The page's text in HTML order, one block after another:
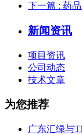
下一篇 : 药
新闻资讯
项目资讯
公司动态
技术文章
为您推荐
广东汇绿与